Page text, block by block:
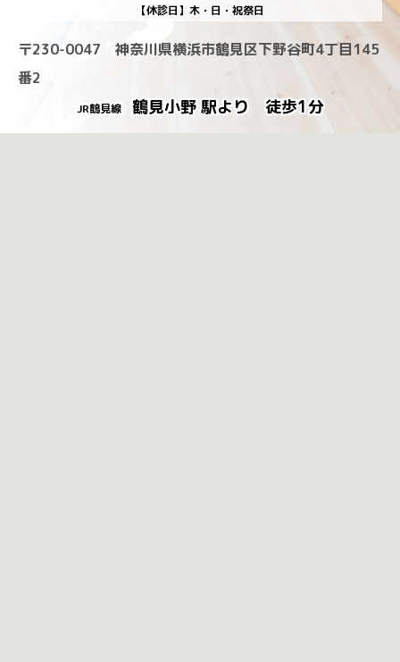
【休診日】木・日・祝祭日
〒230-0047 神奈川県横浜市鶴見区下野谷町4丁目145
番2
JR鶴見線 鶴見小野 駅より 徒歩1分